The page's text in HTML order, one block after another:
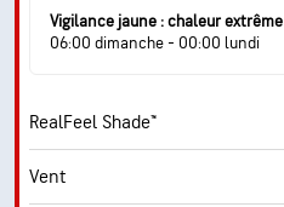
Vigilance jaune : chaleur extrême
06:00 dimanche - 00:00 lundi
RealFeel Shade™
Vent